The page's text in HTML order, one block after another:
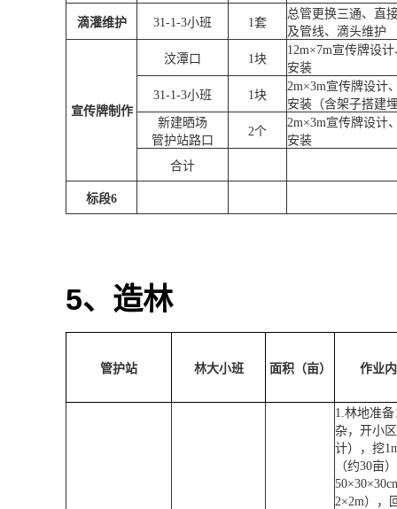
滴灌维护 31-1-3小班 1套
总管更换三通、直
及管线、滴头维护
宣传牌制作
汶潭口 1块
12m×7m宣传牌设
安装
31-1-3小班 1块
2m×3m宣传牌设计
安装（含架子搭建
新建晒场
管护站路口
2个
2m×3m宣传牌设计
安装
合计
标段6
5、造林
管护站 林大小班 面积（亩） 作业
1.林地准
杂，开小
计），挖
（约30亩
50×30×
2×2m），